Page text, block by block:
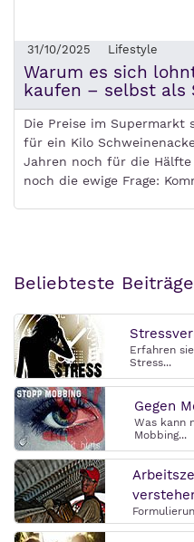
31/10/2025 Lifestyle
Warum es sich
kaufen – selbst als
Die Preise im Supermarkt
für ein Kilo
Jahren noch für die
noch die ewige Frage:
Beliebteste Beiträge
Erfahren
Stress...
Gegen
Was kann
Mobbing...